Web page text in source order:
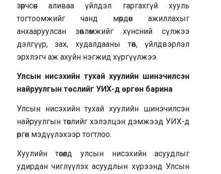
зөрчсөн аливаа үйлдэл гаргахгүй хууль
тогтоомжийг чанд мөрдөн ажиллахыг
анхааруулсан зөвлөмжийг хүнсний сүлжээ
дэлгүүр, зах, худалдааны төв, үйлдвэрлэл
эрхлэгч аж ахуйн нэгжид хүргүүлжээ.
Улсын нисэхийн тухай хуулийн шинэчилсэн
найруулгын төслийг УИХ-д өргөн барина
Улсын нисэхийн тухай хуулийн шинэчилсэн
найруулгын төслийг хэлэлцэн дэмжээд УИХ-д
өргөн мэдүүлэхээр тогтлоо.
Хуулийн төсөлд улсын нисэхийн асуудлыг
удирдан чиглүүлэх асуудлын хүрээнд Улсын